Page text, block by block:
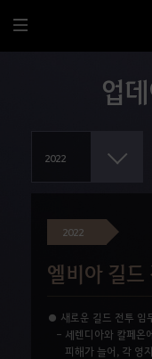
전
체
업
2022
엘비아 길드
● 새로운 길드 전투 임
- 세렌디아와 칼페온
피해가 늘어, 각 영